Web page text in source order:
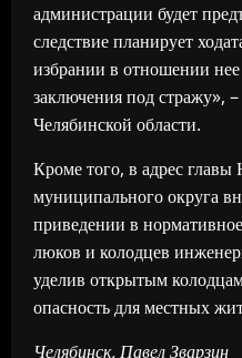
администрации будет
следствие планирует
избрании в отношении
заключения под
Челябинской области.
Кроме того, в адрес главы
муниципального округа
приведении в
люков и колодцев
уделив открытым
опасность для местных
Челябинск, Павел Зварзин